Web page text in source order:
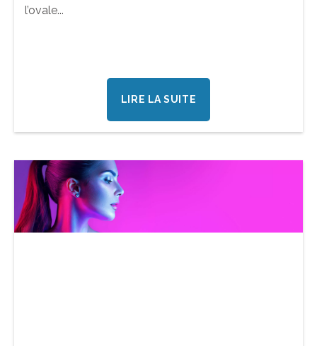
l’ovale...
LIRE LA SUITE